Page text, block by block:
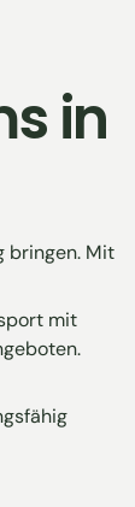
in
bringen. Mit
mit